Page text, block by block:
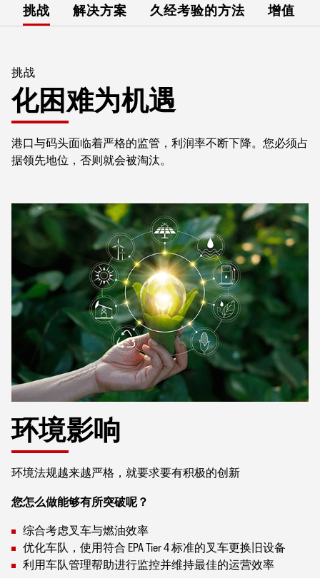
挑战 解决方案 久经考验的方法 增值
挑战
化困难为机遇
港口与码头面临着严格的监管，利润率不断下降。您必须占
据领先地位，否则就会被淘汰。
环境影响
环境法规越来越严格，就要求要有积极的创新
您怎么做能够有所突破呢？
综合考虑叉车与燃油效率
优化车队，使用符合 EPA Tier 4 标准的叉车更换旧设备
利用车队管理帮助进行监控并维持最佳的运营效率